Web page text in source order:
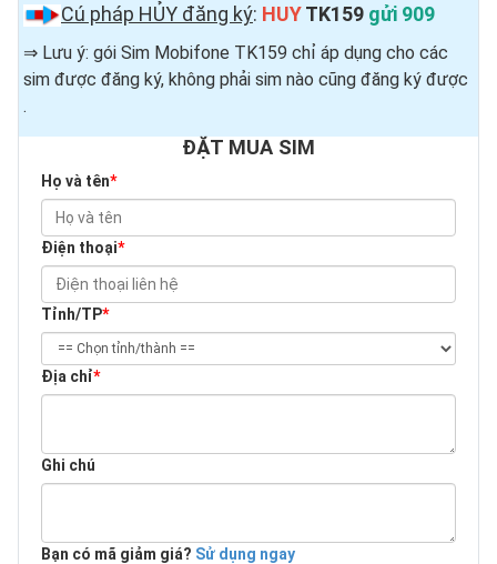
Cú pháp HỦY đăng ký: HUYTK159 gửi 909
⇒ Lưu ý: gói Sim Mobifone TK159 chỉ áp dụng cho các
sim được đăng ký, không phải sim nào cũng đăng ký được ​
.
ĐẶT MUA SIM
Họ và tên*
Điện thoại*
Tỉnh/TP*
Địa chỉ*
Ghi chú
Bạn có mã giảm giá? Sử dụng ngay